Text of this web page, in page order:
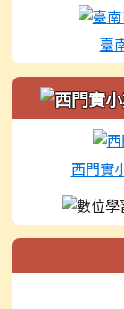
臺
西門實